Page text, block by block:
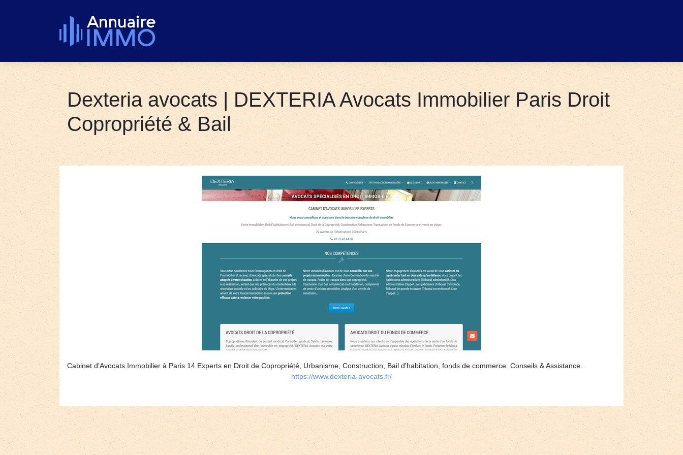
Dexteria avocats | DEXTERIA Avocats Immobilier Paris Droit
Copropriété & Bail
Cabinet d'Avocats Immobilier à Paris 14 Experts en Droit de Copropriété, Urbanisme, Construction, Bail d'habitation, fonds de commerce. Conseils & Assistance.
https://www.dexteria-avocats.fr/